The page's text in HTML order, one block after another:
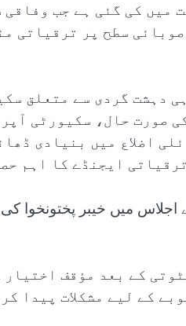
میں کی گئی ہے جب
سطح پر ترقیاتی
دہشت گردی سے متعلق
کی صورت حال، سکیورٹی
اضلاع میں بنیادی
ایجنڈے کا اہم
میں خیبر پختونخوا
کے بعد مؤقف
کے لیے مشکلات پیدا